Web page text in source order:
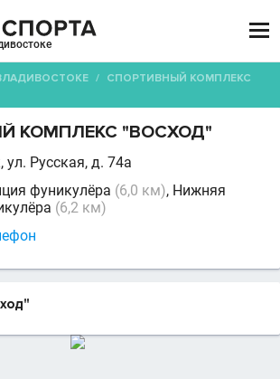

/ СПОРТИВНЫЙ КОМПЛЕКС
КОМПЛЕКС "ВОСХОД"
ул. Русская, д. 74а
фуникулёра (6,0 км), Нижняя
(6,2 км)